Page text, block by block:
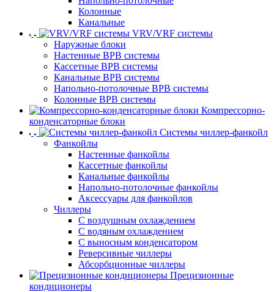
Колонные
Канальные
VRV/VRF системы
Наружные блоки
Настенные ВРВ системы
Кассетные ВРВ системы
Канальные ВРВ системы
Напольно-потолочные ВРВ системы
Колонные ВРВ системы
Компрессорно-
конденсаторные блоки
Системы чиллер-фанкойл
Фанкойлы
Настенные фанкойлы
Кассетные фанкойлы
Канальные фанкойлы
Напольно-потолочные фанкойлы
Аксессуары для фанкойлов
Чиллеры
С воздушным охлаждением
С водяным охлаждением
С выносным конденсатором
Реверсивные чиллеры
Абсорбционные чиллеры
Прецизионные
кондиционеры